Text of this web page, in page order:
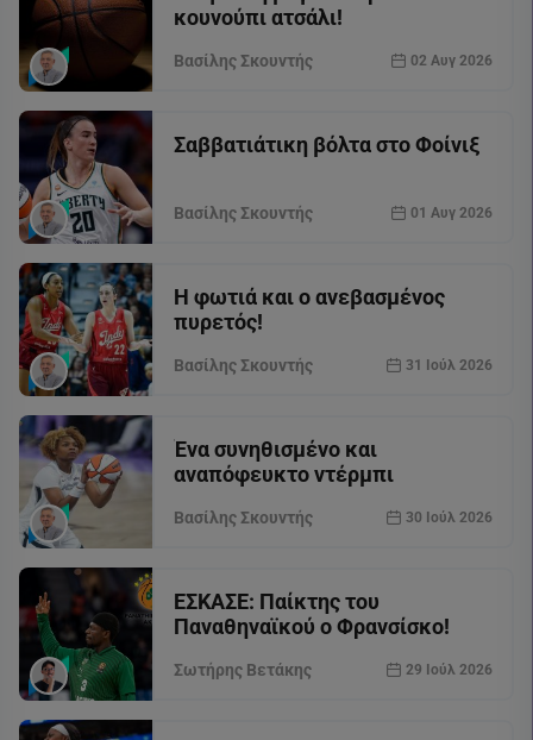
κουνούπι ατσάλι!
Βασίλης Σκουντής 02 Αυγ 2026
Σαββατιάτικη βόλτα στο Φοίνιξ
Βασίλης Σκουντής 01 Αυγ 2026
Η φωτιά και ο ανεβασμένος
πυρετός!
Βασίλης Σκουντής 31 Ιούλ 2026
Ένα συνηθισμένο και
αναπόφευκτο ντέρμπι
Βασίλης Σκουντής 30 Ιούλ 2026
ΕΣΚΑΣΕ: Παίκτης του
Παναθηναϊκού ο Φρανσίσκο!
Σωτήρης Βετάκης 29 Ιούλ 2026